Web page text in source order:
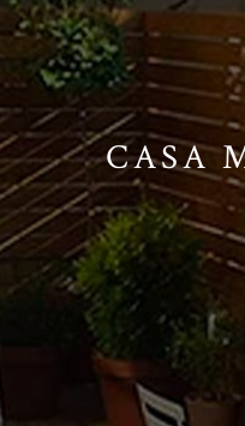
CASA